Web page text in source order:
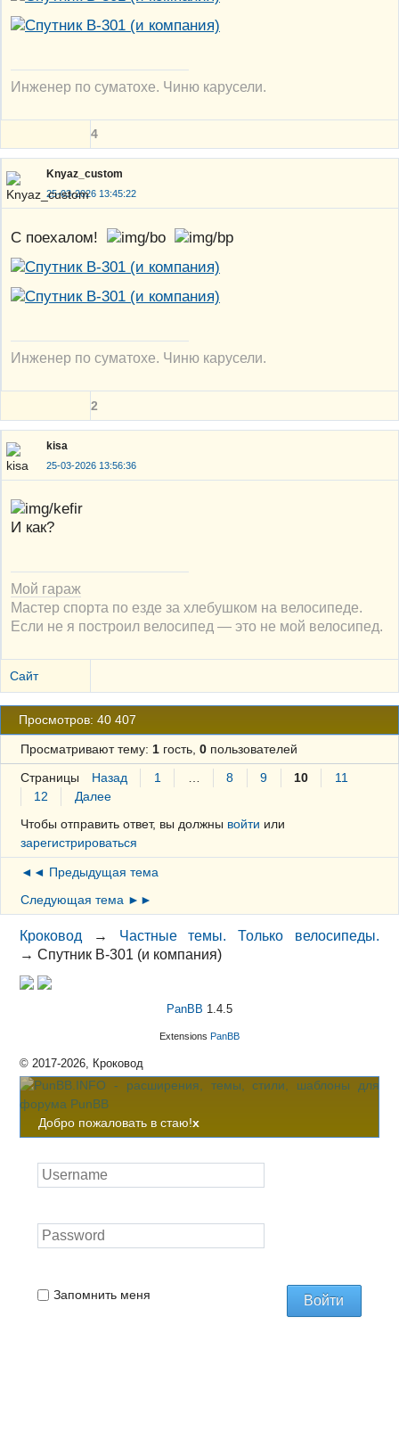
Инженер по суматохе. Чиню карусели.
4
Knyaz_custom
25-03-2026 13:45:22
С поехалом!
Инженер по суматохе. Чиню карусели.
2
kisa
25-03-2026 13:56:36
И как?
Мой гараж
Мастер спорта по езде за хлебушком на велосипеде.
Если не я построил велосипед — это не мой велосипед.
Сайт
Просмотров: 40 407
Просматривают тему: 1гость, 0пользователей
Страницы Назад 1 … 8 9 10
11
12
Далее
Чтобы отправить ответ, вы должны войти или
зарегистрироваться
◄◄ Предыдущая тема
Следующая тема ►►
Кроковод → Частные темы. Только велосипеды.
→Спутник В-301 (и компания)
PanBB 1.4.5
Extensions PanBB
© 2017-2026, Кроковод
Добро пожаловать в стаю!x
Запомнить меня